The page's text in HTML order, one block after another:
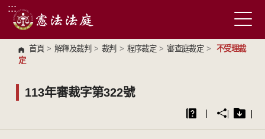
跳到主要內容區塊
:::
首頁 > 解釋及裁判 > 裁判 > 程序裁定 > 審查庭裁定 >
不受理裁
定
113年審裁字第322號